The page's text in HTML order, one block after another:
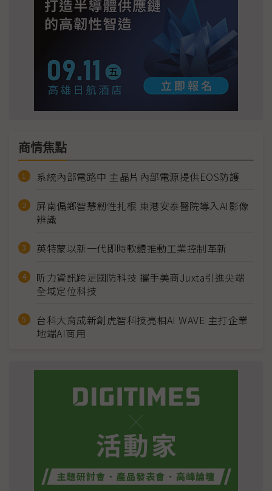
商情焦點
系統內部電路中 主晶片內部電源提供EOS防護
屏南偏鄉智慧韌性扎根 東港安泰醫院導入AI影像
辨識
英特蒙以新一代即時軟體推動工業控制革新
昕力資訊跨足國防科技 攜手美商Juxta引進尖端
全域定位科技
台科大育成新創虎智科技亮相AI WAVE 主打企業
地端AI商用